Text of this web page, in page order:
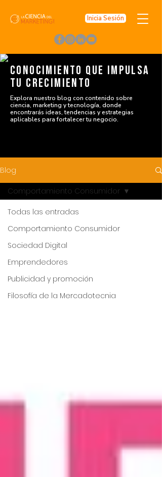
Inicia Sesión
conocimiento que impulsa
tu crecimiento
Explora nuestro blog con contenido sobre
ciencia, marketing y tecnología, donde
encontrarás ideas, tendencias y estrategias
aplicables para fortalecer tu negocio.
Blog
Todas las entradas
Comportamiento Consumidor
Sociedad Digital
Emprendedores
Publicidad y promoción
Filosofía de la Mercadotecnia
Comportamiento Consumidor